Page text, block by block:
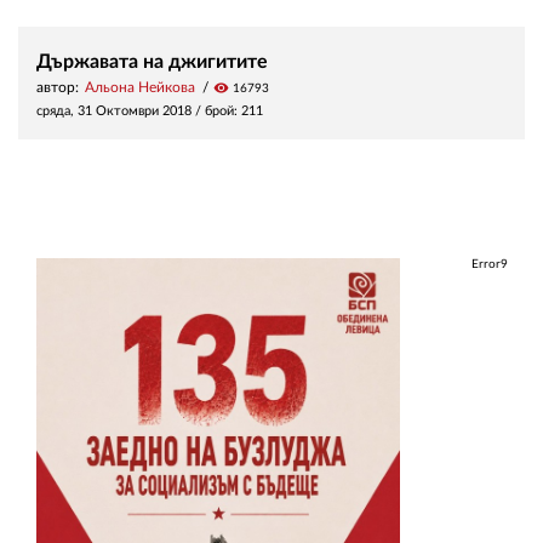
Държавата на джигитите
автор: Альона Нейкова visibility 16793
сряда, 31 Октомври 2018 / брой: 211
Error9